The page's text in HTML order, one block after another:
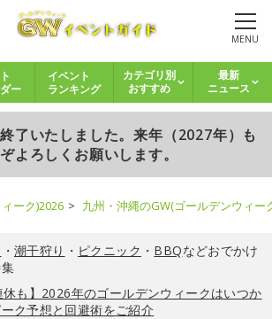
MENU
ー
イベント
ランキング
カテゴリ別
おすすめ
最新
ニュース
了いたしました。来年（2027年）も
よろしくお願いします。
ーク)2026 九州・沖縄のGW(ゴールデンウィ
・ 潮干狩り ・ ピクニック ・ BBQなどおでかけ
休も】2026年のゴールデンウィークはいつか
ク予想と回避術をご紹介